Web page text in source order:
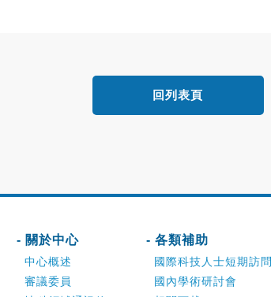
回列表頁
- 關於中心
中心概述
審議委員
- 各類補助
國際科技人士短期訪問
國內學術研討會